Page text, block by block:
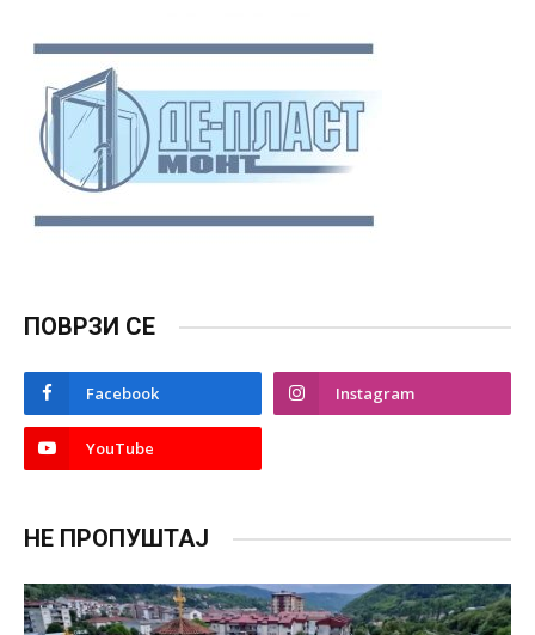
ПОВРЗИ СЕ
Facebook Instagram
YouTube
НЕ ПРОПУШТАЈ